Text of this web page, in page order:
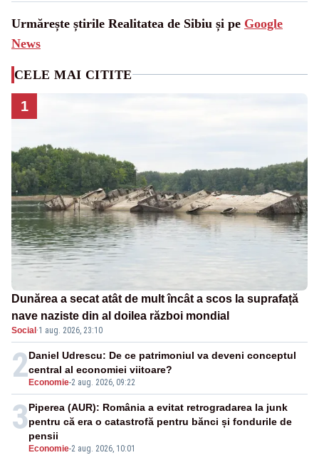
Urmărește știrile Realitatea de Sibiu și pe Google
News
CELE MAI CITITE
1
Dunărea a secat atât de mult încât a scos la suprafață
nave naziste din al doilea război mondial
Social ·1 aug. 2026, 23:10
2 Economie-2 aug. 2026, 09:22
Daniel Udrescu: De ce patrimoniul va deveni conceptul
central al economiei viitoare?
3
Economie-2 aug. 2026, 10:01
Piperea (AUR): România a evitat retrogradarea la junk
pentru că era o catastrofă pentru bănci și fondurile de
pensii